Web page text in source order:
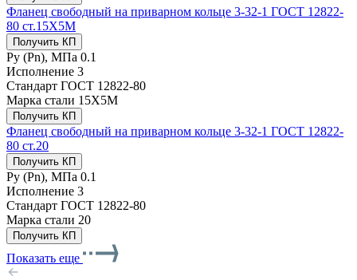
Фланец свободный на приварном кольце 3-32-1 ГОСТ 12822-
80 ст.15Х5М
Получить КП
Ру (Рn), МПа 0.1
Исполнение 3
Стандарт ГОСТ 12822-80
Марка стали 15Х5М
Получить КП
Фланец свободный на приварном кольце 3-32-1 ГОСТ 12822-
80 ст.20
Получить КП
Ру (Рn), МПа 0.1
Исполнение 3
Стандарт ГОСТ 12822-80
Марка стали 20
Получить КП
Показать еще